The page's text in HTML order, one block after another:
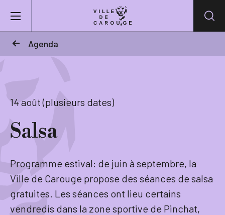
Agenda
Mairie
Vie pratique
Actualités
Agenda
14 août (plusieurs dates)
Salsa
Programme estival: de juin à septembre, la
Ville de Carouge propose des séances de salsa
gratuites. Les séances ont lieu certains
vendredis dans la zone sportive de Pinchat,